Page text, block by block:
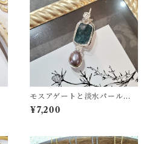
モスアゲートと淡水パールの
二連ペンダントトップ
¥7,200